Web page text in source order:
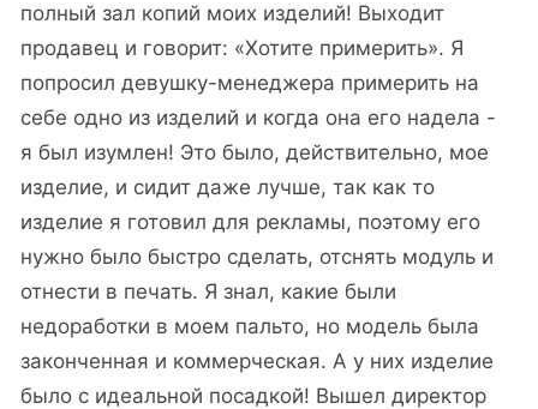
полный зал копий моих изделий! Выходит
продавец и говорит: «Хотите примерить». Я
попросил девушку-менеджера примерить на
себе одно из изделий и когда она его надела -
я был изумлен! Это было, действительно, мое
изделие, и сидит даже лучше, так как то
изделие я готовил для рекламы, поэтому его
нужно было быстро сделать, отснять модуль и
отнести в печать. Я знал, какие были
недоработки в моем пальто, но модель была
законченная и коммерческая. А у них изделие
было с идеальной посадкой! Вышел директор